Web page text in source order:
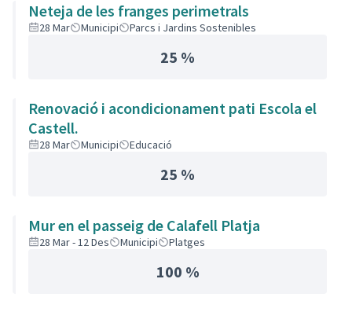
Neteja de les franges perimetrals
28 Mar Municipi Parcs i Jardins Sostenibles
25 %
Renovació i acondicionament pati Escola el
Castell.
28 Mar Municipi Educació
25 %
Mur en el passeig de Calafell Platja
28 Mar - 12 Des Municipi Platges
100 %